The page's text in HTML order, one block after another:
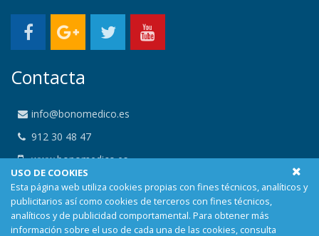
Contacta
info@bonomedico.es
912 30 48 47
www.bonomedico.es
Calle Alemania 23, 29001 Malaga, Málaga
USO DE COOKIES
Esta página web utiliza cookies propias con fines técnicos, analíticos y
publicitarios así como cookies de terceros con fines técnicos,
analíticos y de publicidad comportamental. Para obtener más
información sobre el uso de cada una de las cookies, consulta